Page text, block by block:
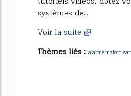
systèmes de...
Voir la suite
Thèmes liés : alarme maison